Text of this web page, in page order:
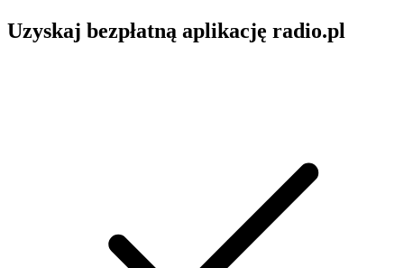
Uzyskaj bezpłatną aplikację radio.pl